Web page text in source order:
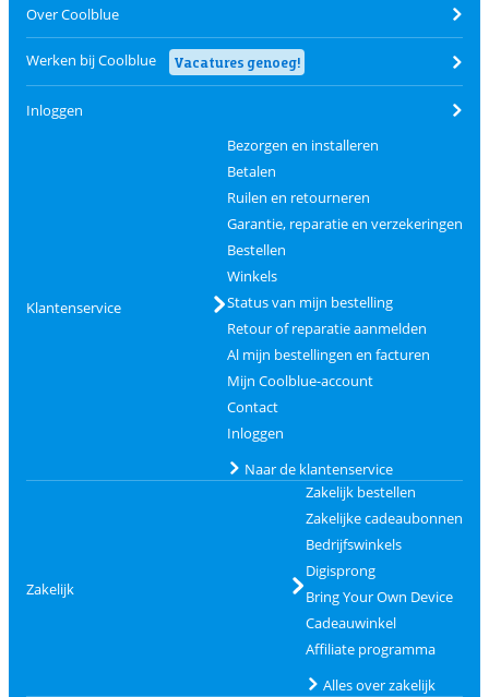
Over Coolblue
Werken bij Coolblue Vacatures genoeg!
Inloggen
Klantenservice
Bezorgen en installeren
Betalen
Ruilen en retourneren
Garantie, reparatie en verzekeringen
Bestellen
Winkels
Status van mijn bestelling
Retour of reparatie aanmelden
Al mijn bestellingen en facturen
Mijn Coolblue-account
Contact
Inloggen
Naar de klantenservice
Zakelijk
Zakelijk bestellen
Zakelijke cadeaubonnen
Bedrijfswinkels
Digisprong
Bring Your Own Device
Cadeauwinkel
Affiliate programma
Alles over zakelijk